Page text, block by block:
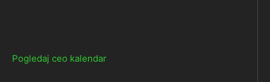
Pogledaj ceo kalendar